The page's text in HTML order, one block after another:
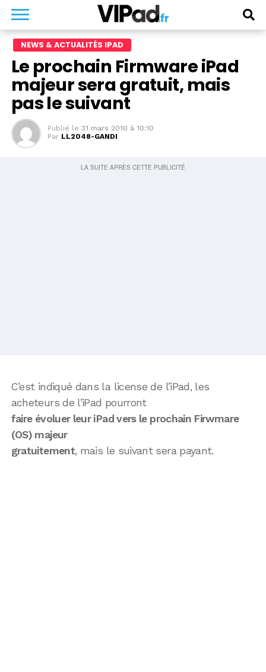
NEWS & ACTUALITÉS IPAD
Le prochain Firmware iPad
majeur sera gratuit, mais
pas le suivant
Publié le 31 mars 2010 à 10:10
Par LL2048-GANDI
C’est indiqué dans la license de l’iPad, les
acheteurs de l’iPad pourront
faire évoluer leur iPad vers le prochain Firwmare
(OS) majeur
gratuitement, mais le suivant sera payant.